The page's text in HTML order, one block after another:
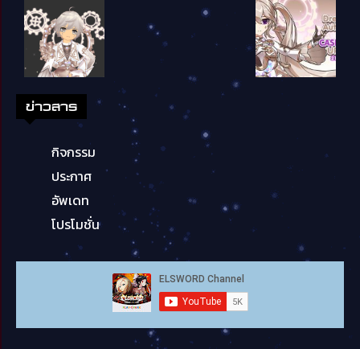
ข่าวสาร
กิจกรรม
ประกาศ
อัพเดท
โปรโมชั่น